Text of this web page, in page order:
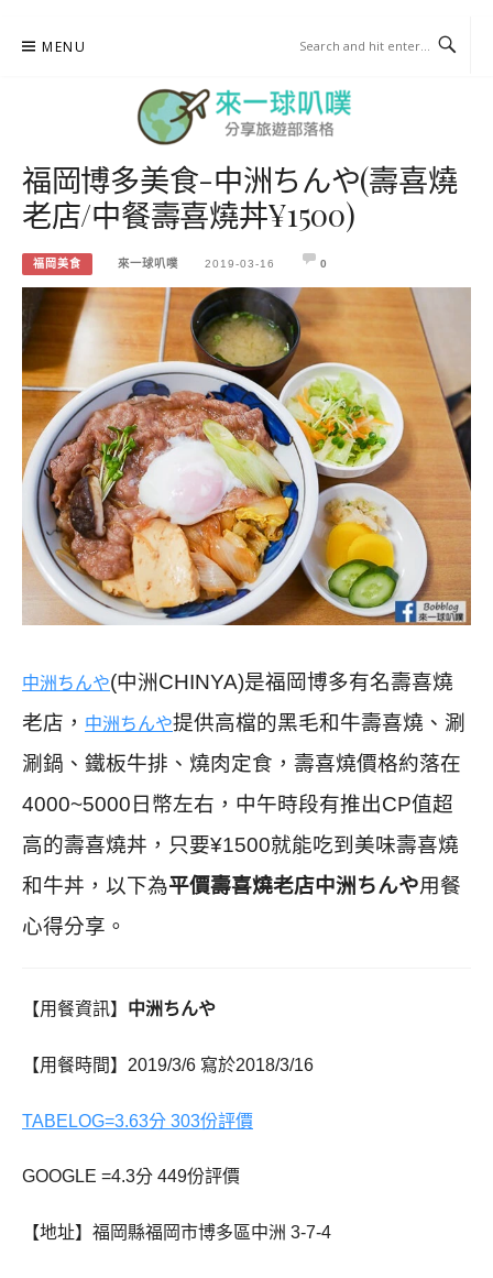
MENU
來一球叭噗
分享日本自助部落格
福岡博多美食-中洲ちんや(壽喜燒
老店/中餐壽喜燒丼¥1500)
福岡美食 來一球叭噗 2019-03-16 0
中洲ちんや(中洲CHINYA)是福岡博多有名壽喜燒
老店， 中洲ちんや提供高檔的黑毛和牛壽喜燒、涮
涮鍋、鐵板牛排、燒肉定食，壽喜燒價格約落在
4000~5000日幣左右，中午時段有推出CP值超
高的壽喜燒丼，只要¥1500就能吃到美味壽喜燒
和牛丼，以下為平價壽喜燒老店中洲ちんや用餐
心得分享。
【用餐資訊】 中洲ちんや
【用餐時間】2019/3/6 寫於2018/3/16
TABELOG=3.63分 303份評價
GOOGLE =4.3分 449份評價
【地址】福岡縣福岡市博多區中洲 3-7-4